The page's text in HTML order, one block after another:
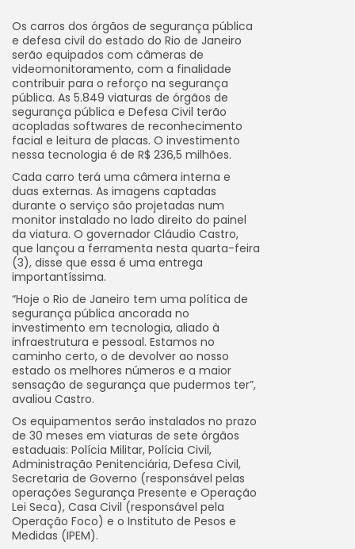
Os carros dos órgãos de segurança pública
e defesa civil do estado do Rio de Janeiro
serão equipados com câmeras de
videomonitoramento, com a finalidade
contribuir para o reforço na segurança
pública. As 5.849 viaturas de órgãos de
segurança pública e Defesa Civil terão
acopladas softwares de reconhecimento
facial e leitura de placas. O investimento
nessa tecnologia é de R$ 236,5 milhões.
Cada carro terá uma câmera interna e
duas externas. As imagens captadas
durante o serviço são projetadas num
monitor instalado no lado direito do painel
da viatura. O governador Cláudio Castro,
que lançou a ferramenta nesta quarta-feira
(3), disse que essa é uma entrega
importantíssima.
“Hoje o Rio de Janeiro tem uma política de
segurança pública ancorada no
investimento em tecnologia, aliado à
infraestrutura e pessoal. Estamos no
caminho certo, o de devolver ao nosso
estado os melhores números e a maior
sensação de segurança que pudermos ter”,
avaliou Castro.
Os equipamentos serão instalados no prazo
de 30 meses em viaturas de sete órgãos
estaduais: Polícia Militar, Polícia Civil,
Administração Penitenciária, Defesa Civil,
Secretaria de Governo (responsável pelas
operações Segurança Presente e Operação
Lei Seca), Casa Civil (responsável pela
Operação Foco) e o Instituto de Pesos e
Medidas (IPEM).